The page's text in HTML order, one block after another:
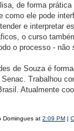
de forma
como ele pode
e interpretar
o curso
o processo - não
de Souza é
Trabalhou
Atualmente
Domingues at 2:09 PM |